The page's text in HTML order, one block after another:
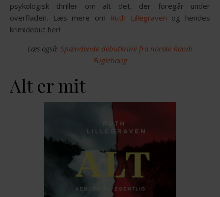
psykologisk thriller om alt det, der foregår under
overfladen. Læs mere om Ruth Lillegraven og hendes
krimidebut her!
Læs også: Spændende debutkrimi fra norske Randi
Fuglehaug
Alt er mit